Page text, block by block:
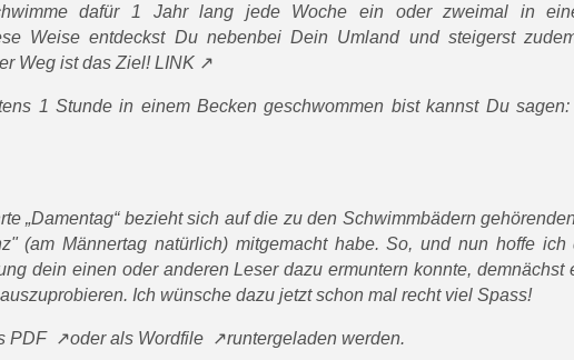
dafür 1 Jahr lang jede Woche ein oder zweimal in
Weise entdeckst Du nebenbei Dein Umland und steigerst
Weg ist das Ziel!LINK
1 Stunde in einem Becken geschwommen bist kannst Du
„Damentag“ bezieht sich auf die zu den Schwimmbädern
(am Männertag natürlich) mitgemacht habe. So, und nun hoffe
dein einen oder anderen Leser dazu ermuntern konnte, demnächst
Ich wünsche dazu jetzt schon mal recht viel Spass!
PDF oder als Wordfile runtergeladen werden.